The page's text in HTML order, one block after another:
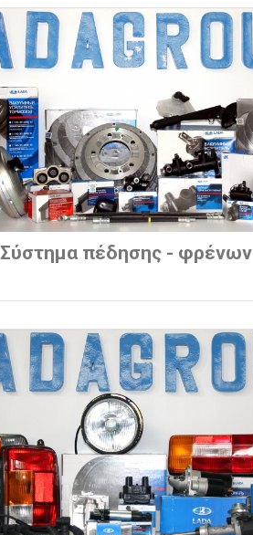
Σύστημα πέδησης - φρένων